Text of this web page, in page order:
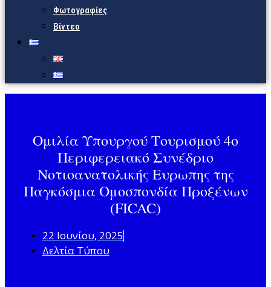
Φωτογραφίες
Βίντεο
Ομιλία Υπουργού Τουρισμού 4ο
Περιφερειακό Συνέδριο
Νοτιοανατολικής Ευρωπης της
Παγκόσμια Ομοσπονδία Προξένων
(FICAC)
22 Ιουνίου, 2025
Δελτία Τύπου